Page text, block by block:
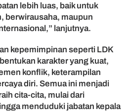
lebih luas, baik untuk
berwirausaha, maupun
lanjutnya.
kepemimpinan seperti LDK
karakter yang kuat,
konflik, keterampilan
diri. Semua ini menjadi
cita-cita, mulai dari
menduduki jabatan kepala